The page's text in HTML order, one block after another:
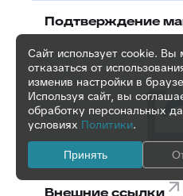
Подтверждение
Сайт использует cookie. Вы
отказаться от
изменив настройки в
Используя сайт, вы
обработку персональных
условиях Политики.
Принять